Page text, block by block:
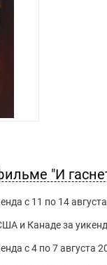
"И
с 11 по 14
и Канаде за уикенд
с 4 по 7 августа